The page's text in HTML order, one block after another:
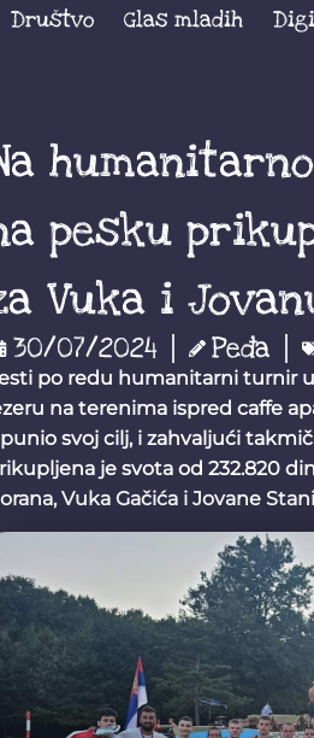
Društvo Glas mladih
pesku
Vuka i
30/07/2024 Peđa
po redu humanitarni turnir
na terenima ispred caffe
svoj cilj, i zahvaljući
je svota od 232.820
Vuka Gačića i Jovane